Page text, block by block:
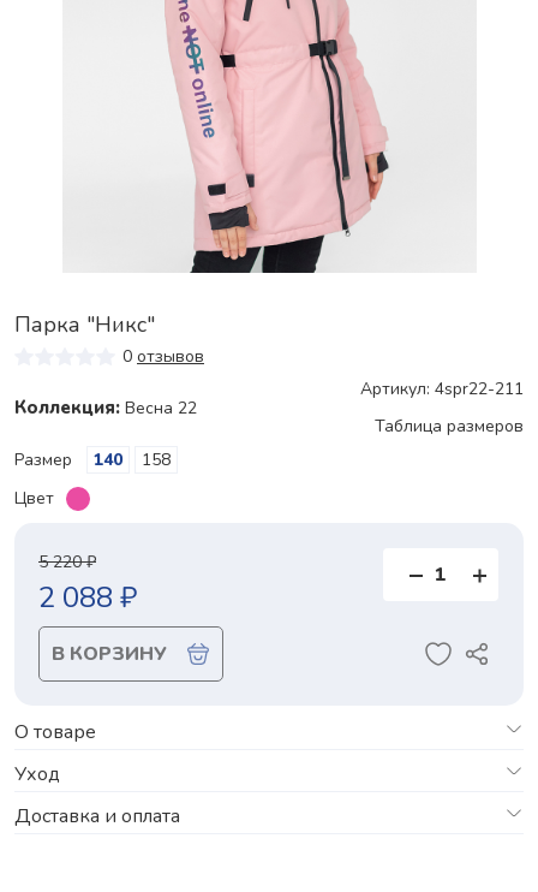
Парка "Никс"
0 отзывов
Коллекция: Весна 22
Артикул: 4spr22-211
Таблица размеров
Размер
140
158
Цвет
5 220 ₽
2 088 ₽
В КОРЗИНУ
О товаре
Уход
Доставка и оплата